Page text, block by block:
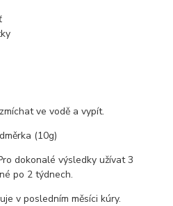
ve vodě a vypít.
(10g)
dokonalé výsledky užívat 3
po 2 týdnech.
v posledním měsíci kúry.